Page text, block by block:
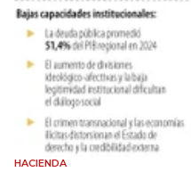
HACIENDA